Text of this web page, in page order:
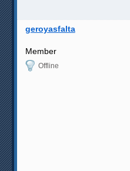
geroyasfalta
Member
Offline